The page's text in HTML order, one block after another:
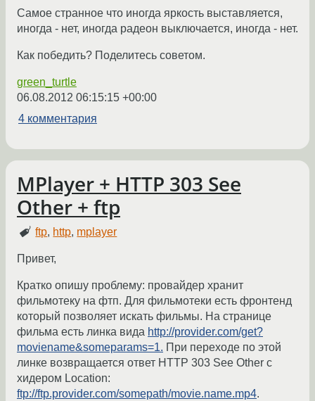
Самое странное что иногда яркость выставляется,
иногда - нет, иногда радеон выключается, иногда - нет.
Как победить? Поделитесь советом.
green_turtle
06.08.2012 06:15:15 +00:00
4 комментария
MPlayer + HTTP 303 See
Other + ftp
ftp, http, mplayer
Привет,
Кратко опишу проблему: провайдер хранит
фильмотеку на фтп. Для фильмотеки есть фронтенд
который позволяет искать фильмы. На странице
фильма есть линка вида http://provider.com/get?
moviename&someparams=1. При переходе по этой
линке возвращается ответ HTTP 303 See Other с
хидером Location:
ftp://ftp.provider.com/somepath/movie.name.mp4.